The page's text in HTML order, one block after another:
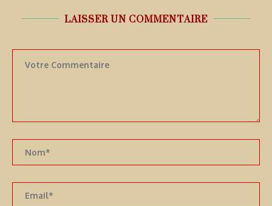
LAISSER UN COMMENTAIRE